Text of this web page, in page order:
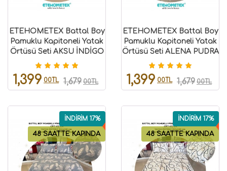
ETEHOMETEX Battal Boy
Pamuklu Kapitoneli Yatak
Örtüsü Seti AKSU İNDİGO
8696474232096
1,399 00TL 1,679 00TL
ETEHOMETEX Battal Boy
Pamuklu Kapitoneli Yatak
Örtüsü Seti ALENA PUDRA
8696474232097
1,399 00TL 1,679 00TL
48 SAATTE KAPINDA
İNDİRİM 17%
48 SAATTE KAPINDA
İNDİRİM 17%